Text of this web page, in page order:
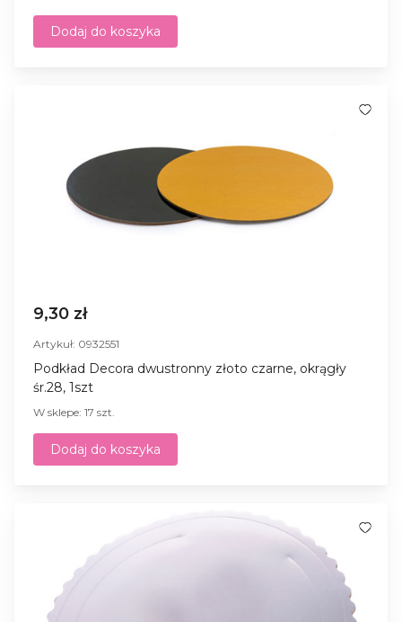
Dodaj do koszyka
9,30 zł
Artykuł: 0932551
Podkład Decora dwustronny złoto czarne, okrągły
śr.28, 1szt
W sklepe: 17 szt.
Dodaj do koszyka